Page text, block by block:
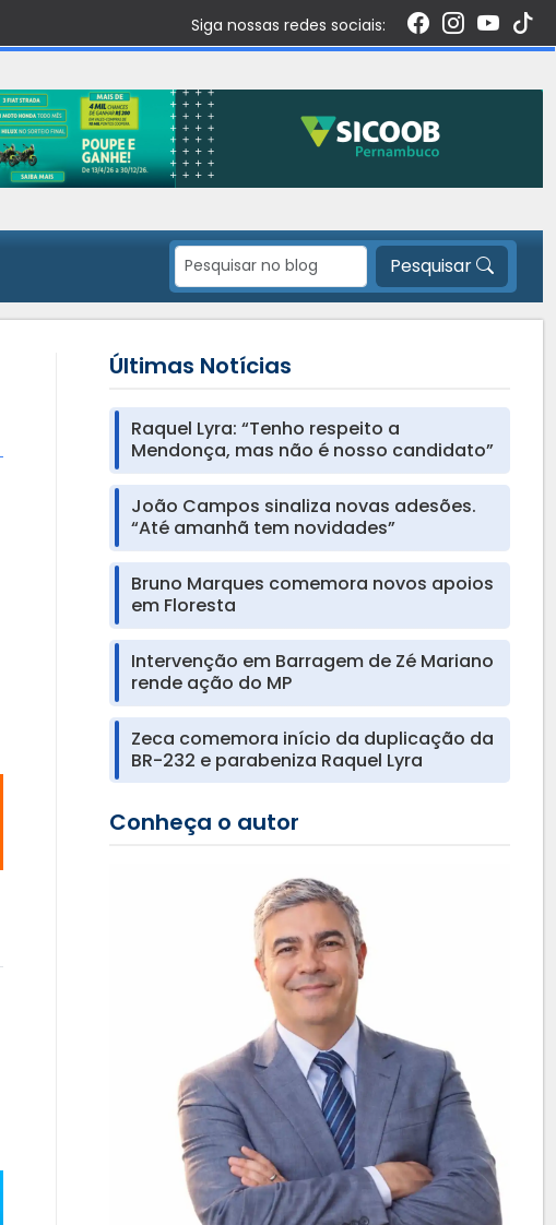
Siga nossas redes sociais:
Pesquisar
Últimas Notícias
Raquel Lyra: “Tenho respeito a
Mendonça, mas não é nosso candidato”
João Campos sinaliza novas adesões.
“Até amanhã tem novidades”
Bruno Marques comemora novos apoios
em Floresta
Intervenção em Barragem de Zé Mariano
rende ação do MP
Zeca comemora início da duplicação da
BR-232 e parabeniza Raquel Lyra
Conheça o autor